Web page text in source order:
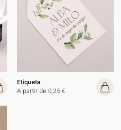
Etiqueta
A partir de 0,25 €